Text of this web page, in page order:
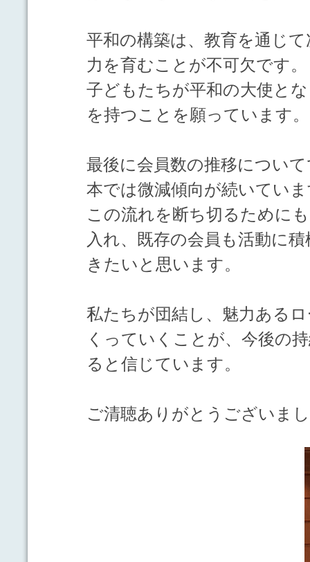
平和の構築は、教育を通じ
力を育むことが不可欠です。
子どもたちが平和の大使と
を持つことを願っています。
最後に会員数の推移につい
本では微減傾向が続いてい
この流れを断ち切るために
入れ、既存の会員も活動に
きたいと思います。
私たちが団結し、魅力ある
くっていくことが、今後の
ると信じています。
ご清聴ありがとうございま